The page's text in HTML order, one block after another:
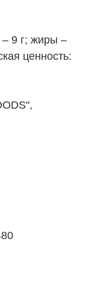
– 9 г; жиры –
ценность: